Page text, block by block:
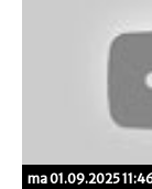
ma 01.09.2025